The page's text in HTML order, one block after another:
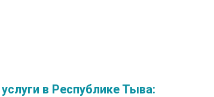
в Республике Тыва: